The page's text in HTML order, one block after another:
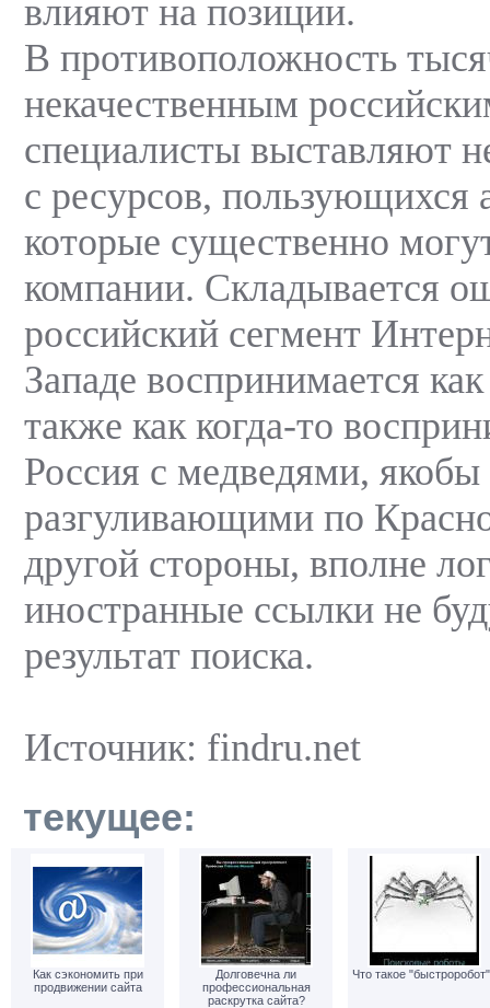
влияют на позиции.
В противоположность
некачественным
специалисты выставляют
с ресурсов, пользующихся
которые существенно
компании. Складывается
российский сегмент
Западе воспринимается
также как когда-то
Россия с медведями, якобы
разгуливающими по
другой стороны, вполне
иностранные ссылки не
результат поиска.
Источник: findru.net
текущее:
Как сэкономить при
продвижении сайта
Долговечна ли
профессиональная
раскрутка сайта?
Что такое